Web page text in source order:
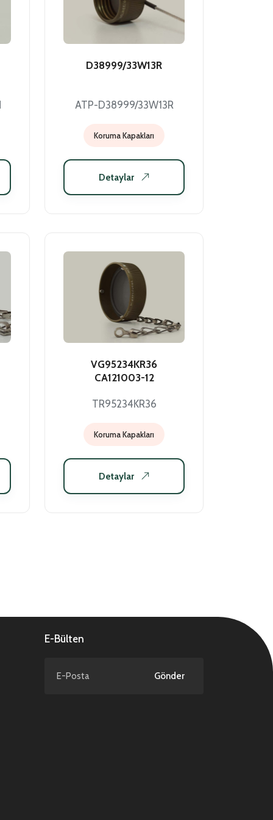
D38999/33W13R
ATP-D38999/33W13R
Koruma Kapakları
Detaylar
VG95234KR36
CA121003-12
TR95234KR36
Koruma Kapakları
Detaylar
E-Bülten
Gönder